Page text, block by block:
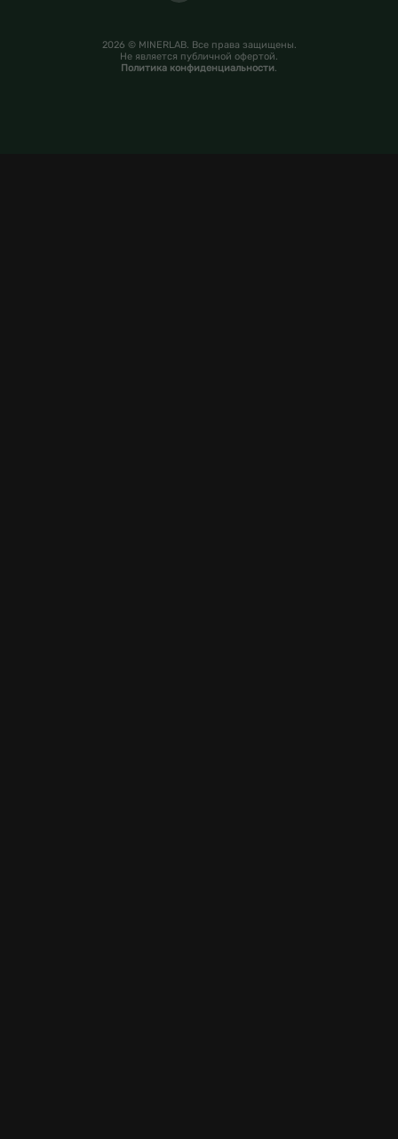
2026 © MINERLAB. Все права защищены.
Не является публичной офертой.
Политика конфиденциальности.